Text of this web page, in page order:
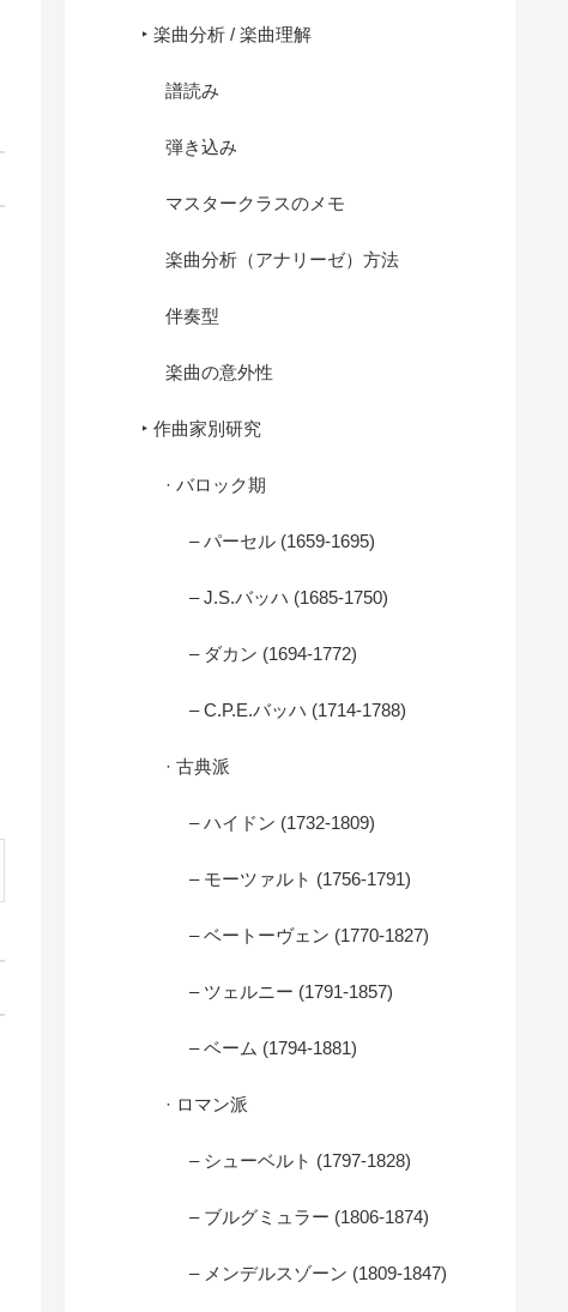
‣ 楽曲分析 / 楽曲理解
譜読み
弾き込み
マスタークラスのメモ
楽曲分析（アナリーゼ）方法
伴奏型
楽曲の意外性
‣ 作曲家別研究
· バロック期
– パーセル (1659-1695)
– J.S.バッハ (1685-1750)
– ダカン (1694-1772)
– C.P.E.バッハ (1714-1788)
· 古典派
– ハイドン (1732-1809)
– モーツァルト (1756-1791)
– ベートーヴェン (1770-1827)
– ツェルニー (1791-1857)
– ベーム (1794-1881)
· ロマン派
– シューベルト (1797-1828)
– ブルグミュラー (1806-1874)
– メンデルスゾーン (1809-1847)